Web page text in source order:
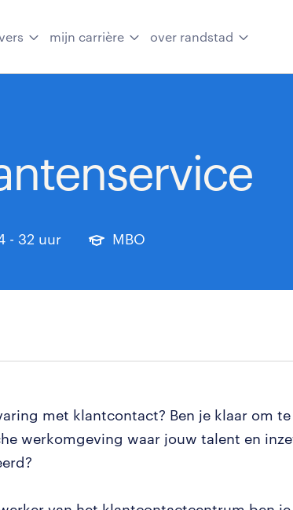
mijn carrière over randstad
- 32 uur MBO
met klantcontact? Ben je klaar om
werkomgeving waar jouw talent en